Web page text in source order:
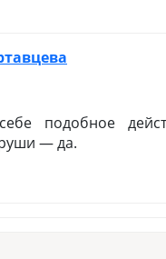
подобное
— да.